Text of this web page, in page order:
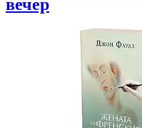
вечер